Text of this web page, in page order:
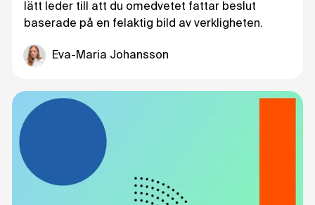
lätt leder till att du omedvetet fattar beslut
baserade på en felaktig bild av verkligheten.
Eva-Maria Johansson